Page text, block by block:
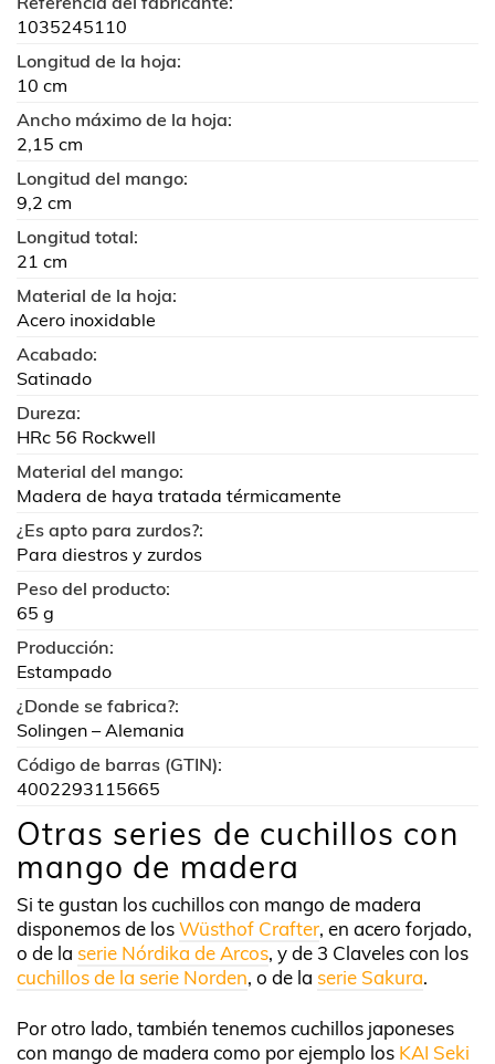
1035245110
Longitud de la hoja:
10 cm
Ancho máximo de la hoja:
2,15 cm
Longitud del mango:
9,2 cm
Longitud total:
21 cm
Material de la hoja:
Acero inoxidable
Acabado:
Satinado
Dureza:
HRc 56 Rockwell
Material del mango:
Madera de haya tratada térmicamente
¿Es apto para zurdos?:
Para diestros y zurdos
Peso del producto:
65 g
Producción:
Estampado
¿Donde se fabrica?:
Solingen – Alemania
Código de barras (GTIN):
4002293115665
Otras series de cuchillos con
mango de madera
Si te gustan los cuchillos con mango de madera
disponemos de losWüsthof Crafter, en acero forjado,
o de la serie Nórdika de Arcos, y de 3 Claveles con los
cuchillos de la serie Norden, o de la serie Sakura.
Por otro lado, también tenemos cuchillos japoneses
con mango de madera como por ejemplo los KAI Seki